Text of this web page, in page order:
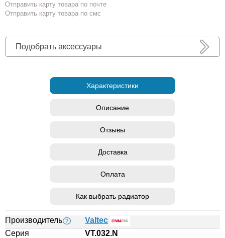
Отправить карту товара по почте
Отправить карту товара по смс
Подобрать аксессуары
Характеристики
Описание
Отзывы
Доставка
Оплата
Как выбрать радиатор
Производитель ?
Valtec
Серия
VT.032.N